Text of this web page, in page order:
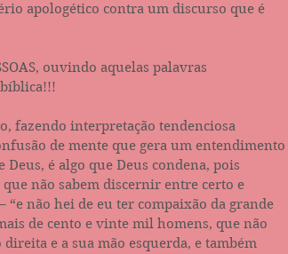
apologético contra um discurso que é
ouvindo aquelas palavras
fazendo interpretação tendenciosa
de mente que gera um entendimento
é algo que Deus condena, pois
não sabem discernir entre certo e
“e não hei de eu ter compaixão da grande
de cento e vinte mil homens, que não
e a sua mão esquerda, e também